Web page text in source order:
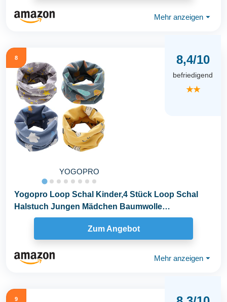
Mehr anzeigen ⏷
8
YOGOPRO
8,4/10
befriedigend
★★
Yogopro Loop Schal Kinder,4 Stück Loop Schal
Halstuch Jungen Mädchen Baumwolle
Schlauchschal...
Zum Angebot
Mehr anzeigen ⏷
9